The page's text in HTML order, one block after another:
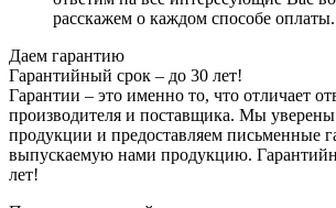
расскажем о каждом способе оплаты.
Даем гарантию
Гарантийный срок – до 30 лет!
Гарантии – это именно то, что отличает
производителя и поставщика. Мы уверены
продукции и предоставляем письменные
выпускаемую нами продукцию.
лет!